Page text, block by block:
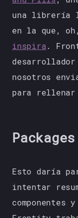
una librería
en la que,
inspira .
nosotros
para rellenar
Packages
Esto daría
intentar
componentes